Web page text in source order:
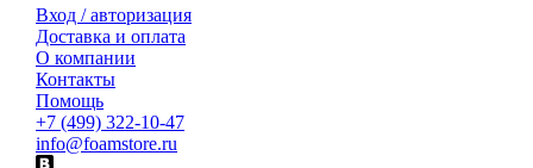
Вход / авторизация
Доставка и оплата
О компании
Контакты
Помощь
+7 (499) 322-10-47
info@foamstore.ru